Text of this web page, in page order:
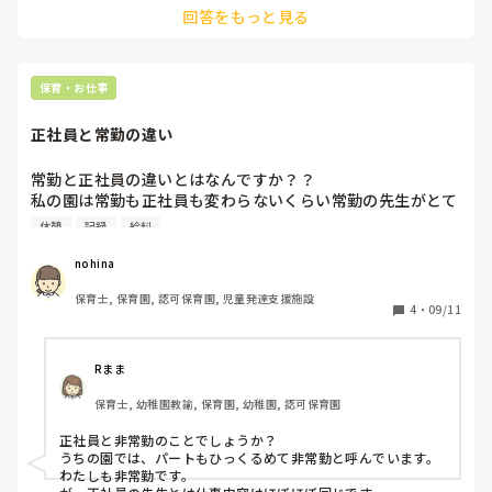
で済むように工夫しています。
乳児さんだと難しい面もあると思いますが、出来るだけスムー
回答をもっと見る
保育・お仕事
正社員と常勤の違い
常勤と正社員の違いとはなんですか？？
私の園は常勤も正社員も変わらないくらい常勤の先生がとて
も動いて働いてくれます。
正社員の先生も忙しいのは分かるんですが、次の活動で使う
物や書類の整理等を常勤の先生に任せて楽しくお話しした
り、お昼休憩をとったりします。
私はそれが当たり前になってほしくなくて、常勤の先生と分
担してやったり、基本自分で担任してるので余程のことがな
い限りするようにしています。常勤の先生も同じくらい給料
を上げて欲しいくらい私の園では、パートさんや常勤の先生
が頑張ってくれています。
皆さんの園ではどうでしょうか。
休憩 記録 給料
nohina
保育士, 保育園, 認可保育園, 児童発達支援施設
4 ・ 09/11
Rまま
保育士, 幼稚園教諭, 保育園, 幼稚園, 認可保育園
正社員と非常勤のことでしょうか？
うちの園では、パートもひっくるめて非常勤と呼んでいます。
わたしも非常勤です。